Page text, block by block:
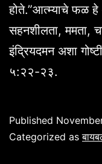
होते.”आत्म्याचे फळ
सहनशीलता, ममता,
इंद्रियदमन अशा
५:२२-२३.
Published
Categorized as